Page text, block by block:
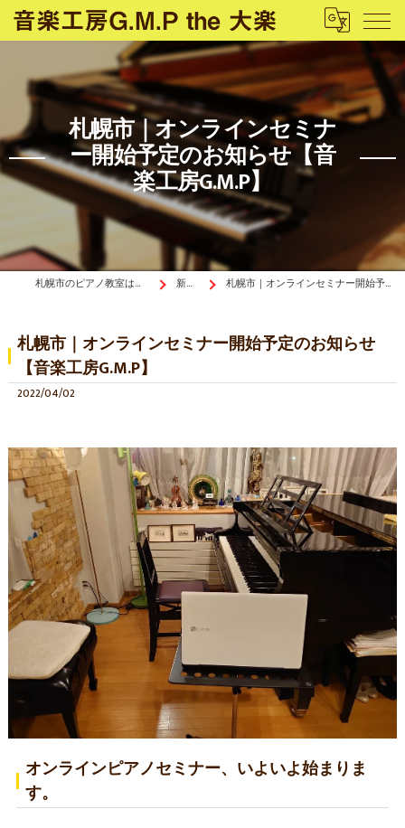
札幌市｜オンラインセミナ
ー開始予定のお知らせ【音
楽工房G.M.P】
札幌市のピアノ教室は音楽工房G.M.P the 大楽 新着情報 札幌市｜オンラインセミナー開始予定のお知らせ【音楽工房G.M.P】
札幌市｜オンラインセミナー開始予定のお知らせ
【音楽工房G.M.P】
2022/04/02
オンラインピアノセミナー、いよいよ始まりま
す。